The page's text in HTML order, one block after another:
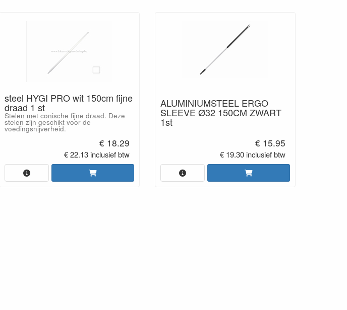
steel HYGI PRO wit 150cm fijne
draad 1 st
Stelen met conische fijne draad. Deze
stelen zijn geschikt voor de
voedingsnijverheid.
€ 18.29
€ 22.13 inclusief btw
ALUMINIUMSTEEL ERGO
SLEEVE Ø32 150CM ZWART
1st
€ 15.95
€ 19.30 inclusief btw